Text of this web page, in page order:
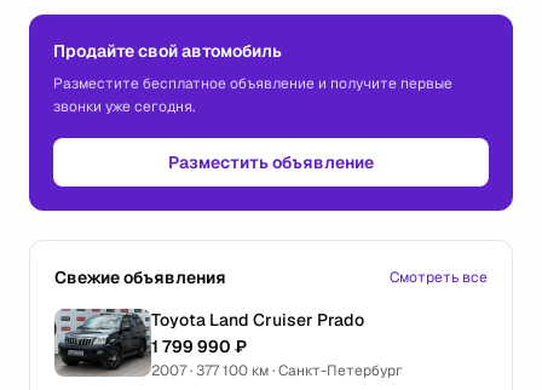
Продайте свой автомобиль
Разместите бесплатное объявление и получите первые
звонки уже сегодня.
Разместить объявление
Свежие объявления Смотреть все
Toyota Land Cruiser Prado
1 799 990 ₽
2007 · 377 100 км · Санкт-Петербург